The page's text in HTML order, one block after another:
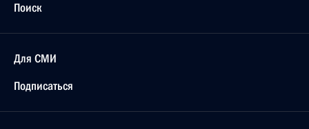
Поиск
Для СМИ
Подписаться